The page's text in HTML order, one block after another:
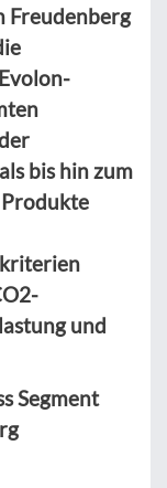
Freudenberg
bis hin zum
und
Segment